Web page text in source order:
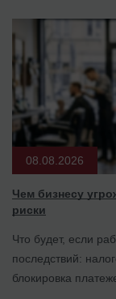
08.08.2026
Чем бизнесу
риски
Что будет, если
последствий:
блокировка